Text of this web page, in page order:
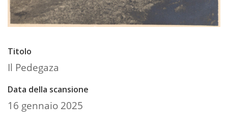
Titolo
Il Pedegaza
Data della scansione
16 gennaio 2025